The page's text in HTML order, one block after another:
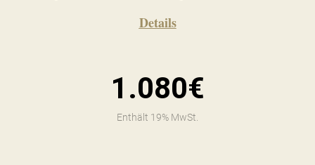
Details
1.080€
Enthält 19% MwSt.